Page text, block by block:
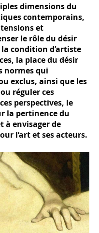
dimensions du
contemporains,
et
le rôle du désir
condition d’artiste
la place du désir
normes qui
exclus, ainsi que les
réguler ces
perspectives, le
la pertinence du
à envisager de
l’art et ses acteurs.